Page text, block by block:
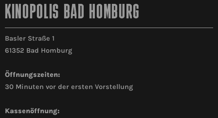
KINOPOLIS BAD HOMBURG
Basler Straße 1
61352 Bad Homburg
Öffnungszeiten:
30 Minuten vor der ersten Vorstellung
Kassenöffnung: